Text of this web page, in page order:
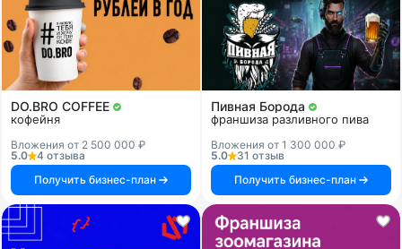
DO.BRO COFFEE
кофейня
Вложения от 2 500 000 ₽
5.0
4 отзыва
Получить бизнес-план
Пивная Борода
франшиза разливного пива
Вложения от 1 300 000 ₽
5.0
31 отзыв
Получить бизнес-план